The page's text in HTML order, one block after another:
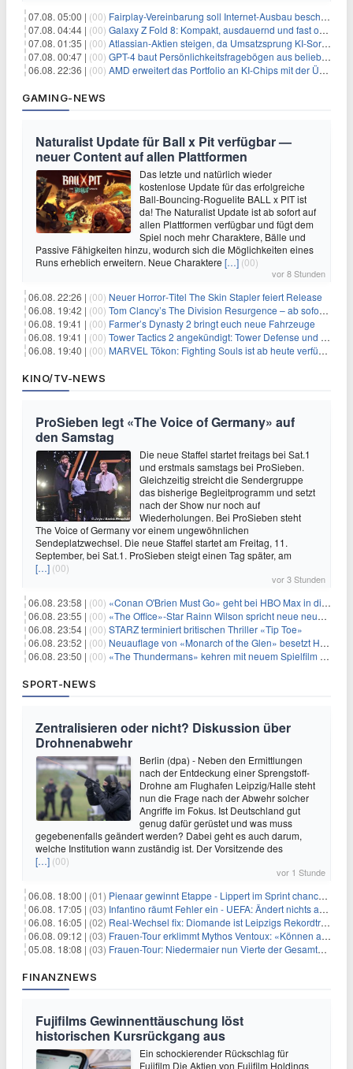
07.08. 05:00 | (00) Fairplay-Vereinbarung soll Internet-Ausbau beschleunigen
07.08. 04:44 | (00) Galaxy Z Fold 8: Kompakt, ausdauernd und fast ohne Falte
07.08. 01:35 | (00) Atlassian-Aktien steigen, da Umsatzsprung KI-Sorgen dämpft
07.08. 00:47 | (00) GPT-4 baut Persönlichkeitsfragebögen aus beliebigen Texten und sagt Antworten voraus
06.08. 22:36 | (00) AMD erweitert das Portfolio an KI-Chips mit der Übernahme von Taalas
GAMING-NEWS
Naturalist Update für Ball x Pit verfügbar —
neuer Content auf allen Plattformen
Das letzte und natürlich wieder
kostenlose Update für das erfolgreiche
Ball-Bouncing-Roguelite BALL x PIT ist
da! The Naturalist Update ist ab sofort auf
allen Plattformen verfügbar und fügt dem
Spiel noch mehr Charaktere, Bälle und
Passive Fähigkeiten hinzu, wodurch sich die Möglichkeiten eines
Runs erheblich erweitern. Neue Charaktere […] (00)
vor 8 Stunden
06.08. 22:26 | (00) Neuer Horror‑Titel The Skin Stapler feiert Release
06.08. 19:42 | (00) Tom Clancy’s The Division Resurgence – ab sofort für euch verfügbar
06.08. 19:41 | (00) Farmer’s Dynasty 2 bringt euch neue Fahrzeuge
06.08. 19:41 | (00) Tower Tactics 2 angekündigt: Tower Defense und Deckbuilding Kombo kehrt zurück
06.08. 19:40 | (00) MARVEL Tōkon: Fighting Souls ist ab heute verfügbar
KINO/TV-NEWS
ProSieben legt «The Voice of Germany» auf
den Samstag
Die neue Staffel startet freitags bei Sat.1
und erstmals samstags bei ProSieben.
Gleichzeitig streicht die Sendergruppe
das bisherige Begleitprogramm und setzt
nach der Show nur noch auf
Wiederholungen. Bei ProSieben steht
The Voice of Germany vor einem ungewöhnlichen
Sendeplatzwechsel. Die neue Staffel startet am Freitag, 11.
September, bei Sat.1. ProSieben steigt einen Tag später, am
[…] (00)
vor 3 Stunden
06.08. 23:58 | (00) «Conan O'Brien Must Go» geht bei HBO Max in die dritte Runde
06.08. 23:55 | (00) «The Office»-Star Rainn Wilson spricht neue neuseeländische Serie «Settling»
06.08. 23:54 | (00) STARZ terminiert britischen Thriller «Tip Toe»
06.08. 23:52 | (00) Neuauflage von «Monarch of the Glen» besetzt Hauptrollen
06.08. 23:50 | (00) «The Thundermans» kehren mit neuem Spielfilm zurück
SPORT-NEWS
Zentralisieren oder nicht? Diskussion über
Drohnenabwehr
Berlin (dpa) - Neben den Ermittlungen
nach der Entdeckung einer Sprengstoff-
Drohne am Flughafen Leipzig/Halle steht
nun die Frage nach der Abwehr solcher
Angriffe im Fokus. Ist Deutschland gut
genug dafür gerüstet und was muss
gegebenenfalls geändert werden? Dabei geht es auch darum,
welche Institution wann zuständig ist. Der Vorsitzende des
[…] (00)
vor 1 Stunde
06.08. 18:00 | (01) Pienaar gewinnt Etappe - Lippert im Sprint chancenlos
06.08. 17:05 | (03) Infantino räumt Fehler ein - UEFA: Ändert nichts an Boykott
06.08. 16:05 | (02) Real-Wechsel fix: Diomande ist Leipzigs Rekordtransfer
06.08. 09:12 | (03) Frauen-Tour erklimmt Mythos Ventoux: «Können alles schaffen»
05.08. 18:08 | (03) Frauen-Tour: Niedermaier nun Vierte der Gesamtwertung
FINANZNEWS
Fujifilms Gewinnenttäuschung löst
historischen Kursrückgang aus
Ein schockierender Rückschlag für
Fujifilm Die Aktien von Fujifilm Holdings